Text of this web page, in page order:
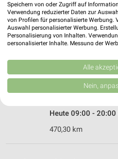
Bernareggio-Platz 3
53343 Wachtberg
Heute 09:30 -
482,15 km
Takko Fashion
Aegidienberger
Heute 09:00 - 20:00
470,30 km
Speichern von oder Zugriff auf
Verwendung reduzierter Daten zur
von Profilen für personalisierte Werbung.
Auswahl personalisierter Werbung.
Personalisierung von Inhalten.
personalisierter Inhalte. Messung der
Kombinationen von Daten aus
Verbesserung der Angebote.
von Inhalten.
Daten können außerhalb der
Website/App.
Wir nutzen Ihre Daten für folgende Zwecke:
Alle
Nein,